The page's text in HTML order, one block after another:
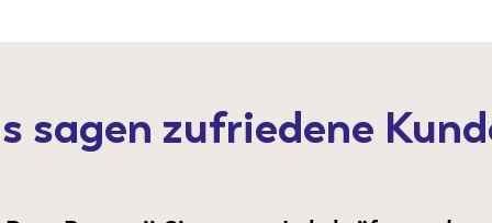
sagen zufriedene